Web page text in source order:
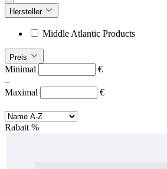
Hersteller
Middle Atlantic Products
Preis
Minimal
€
–
Maximal
€
Rabatt %